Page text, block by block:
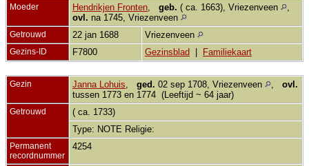
Moeder Hendrikjen Fronten geb. ( ca. 1663), Vriezenveen
ovl. na 1745, Vriezenveen
Getrouwd 22 jan 1688 Vriezenveen
Gezins-ID F7800 Gezinsblad Familiekaart
Gezin Janna Lohuis ged. 02 sep 1708, Vriezenveen
ovl.
tussen 1773 en 1774 (Leeftijd ~ 64 jaar)
Getrouwd
( ca. 1733)
Type: NOTE Religie:
Permanent
recordnummer
4254